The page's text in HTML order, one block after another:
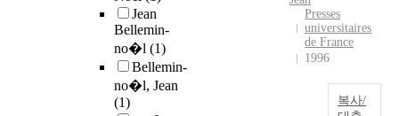
Jean
Bellemin-
no�l (1)
Bellemin-
no�l, Jean
(1)
Presses
universitaires
de France
1996
복사/